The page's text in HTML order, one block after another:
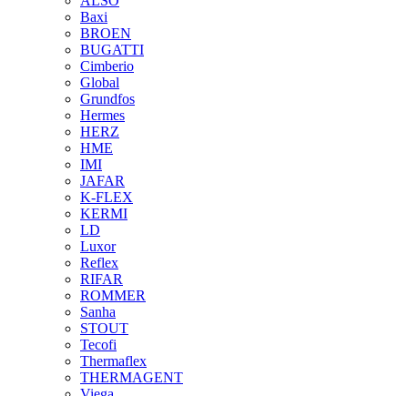
Baxi
BROEN
BUGATTI
Cimberio
Global
Grundfos
Hermes
HERZ
HME
IMI
JAFAR
K-FLEX
KERMI
LD
Luxor
Reflex
RIFAR
ROMMER
Sanha
STOUT
Tecofi
Thermaflex
THERMAGENT